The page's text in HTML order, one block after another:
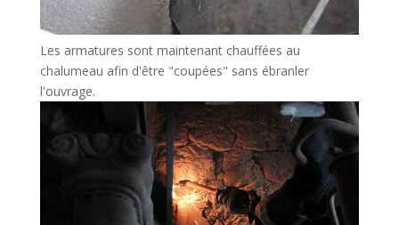
Les armatures sont maintenant chauffées au
chalumeau afin d'être "coupées" sans ébranler
l'ouvrage.